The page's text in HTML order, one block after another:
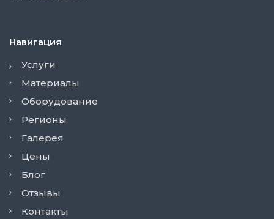
Навигация
Услуги
Материалы
Оборудование
Регионы
Галерея
Цены
Блог
Отзывы
Контакты